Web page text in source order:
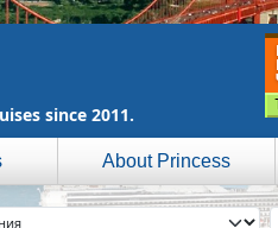
since 2011.
About Princess